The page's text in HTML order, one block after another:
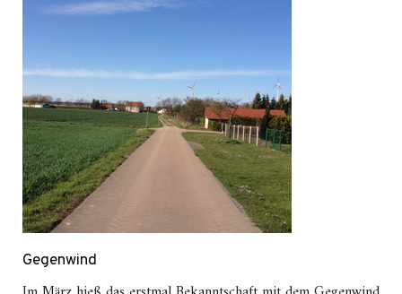
Gegenwind